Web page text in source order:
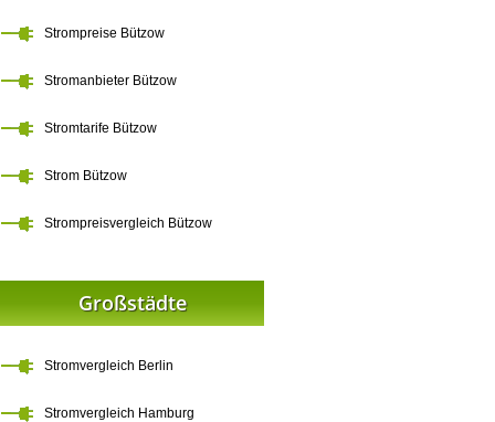
Strompreise Bützow
Stromanbieter Bützow
Stromtarife Bützow
Strom Bützow
Strompreisvergleich Bützow
Großstädte
Stromvergleich Berlin
Stromvergleich Hamburg